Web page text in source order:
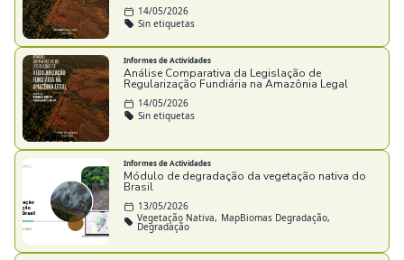
14/05/2026
Sin etiquetas
Informes de Actividades
Análise Comparativa da Legislação de
Regularização Fundiária na Amazônia Legal
14/05/2026
Sin etiquetas
Informes de Actividades
Módulo de degradação da vegetação nativa do
Brasil
13/05/2026
Vegetação Nativa, MapBiomas Degradação,
Degradação